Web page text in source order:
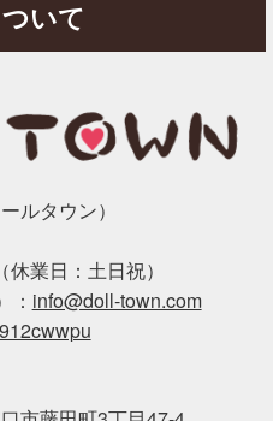
いて
ルタウン）
業日：土日祝）
： info@doll-town.com